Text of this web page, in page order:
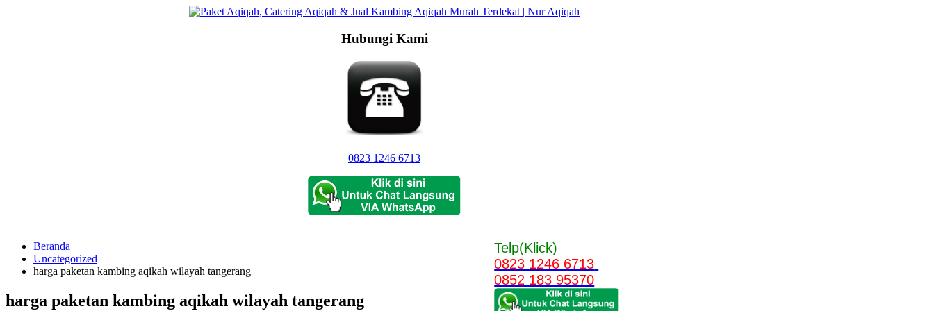
Hubungi Kami
0823 1246 6713
Beranda
Uncategorized
harga paketan kambing aqikah wilayah tangerang
harga paketan kambing aqikah wilayah tangerang
Telp(Klick)
0823 1246 6713
0852 183 95370